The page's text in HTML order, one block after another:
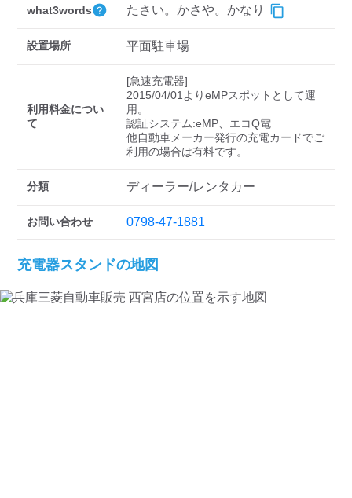
検索する
what3words たさい。かさや。かなり
設置場所 平面駐車場
利用料金につい
て
[急速充電器]
2015/04/01よりeMPスポットとして運
用。
認証システム:eMP、エコQ電
他自動車メーカー発行の充電カードでご
分類 ディーラー/レンタカー
お問い合わせ 0798-47-1881
充電器スタンドの地図